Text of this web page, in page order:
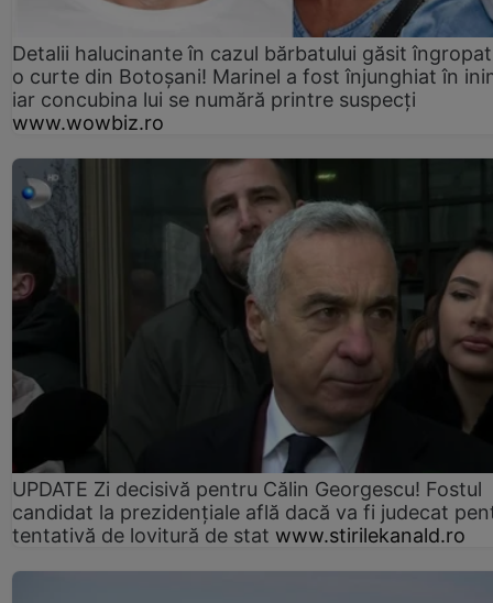
Detalii halucinante în cazul bărbatului găsit
o curte din Botoșani! Marinel a fost înjunghiat în
iar concubina lui se numără printre suspecți
www.wowbiz.ro
UPDATE Zi decisivă pentru Călin Georgescu! Fostul
candidat la prezidențiale află dacă va fi judecat
tentativă de lovitură de stat www.stirilekanald.ro